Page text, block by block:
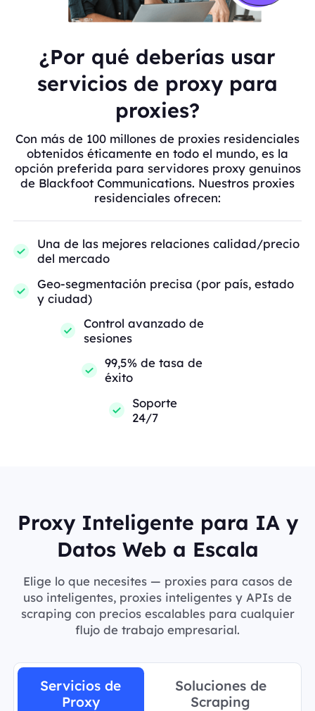
¿Por qué deberías usar
servicios de proxy para
proxies?
Con más de 100 millones de proxies residenciales
obtenidos éticamente en todo el mundo, es la
opción preferida para servidores proxy genuinos
de Blackfoot Communications. Nuestros proxies
residenciales ofrecen:
Una de las mejores relaciones calidad/precio
del mercado
Geo-segmentación precisa (por país, estado
y ciudad)
Control avanzado de
sesiones
99,5% de tasa de
éxito
Soporte
24/7
Proxy Inteligente para IA y
Datos Web a Escala
Elige lo que necesites — proxies para casos de
uso inteligentes, proxies inteligentes y APIs de
scraping con precios escalables para cualquier
flujo de trabajo empresarial.
Servicios de
Proxy
Soluciones de
Scraping